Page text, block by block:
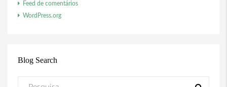
Feed de comentários
WordPress.org
Blog Search